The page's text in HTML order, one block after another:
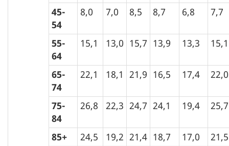
45-
54
8,0 7,0 8,5 8,7 6,8 7,7
55-
64
15,1 13,0 15,7 13,9 13,3 15,1
65-
74
22,1 18,1 21,9 16,5 17,4 22,0
75-
84
26,8 22,3 24,7 24,1 19,4 25,7
85+ 24,5 19,2 21,4 18,7 17,0
21,5